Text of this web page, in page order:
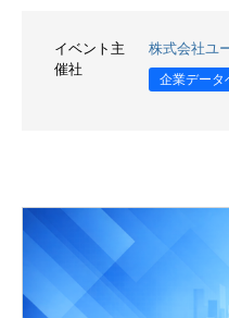
イベント主
催社
株式会社ユ
企業データ